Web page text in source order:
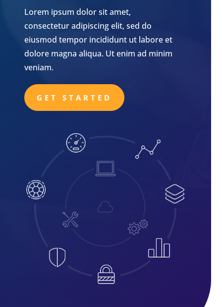
Lorem ipsum dolor sit amet,
consectetur adipiscing elit, sed do
eiusmod tempor incididunt ut labore et
dolore magna aliqua. Ut enim ad minim
veniam.
GET STARTED